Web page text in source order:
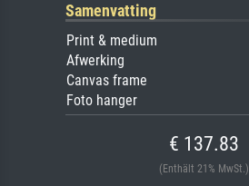
Samenvatting
Print & medium
Afwerking
Canvas frame
Foto hanger
€ 137.83
(Enthält 21% MwSt.)